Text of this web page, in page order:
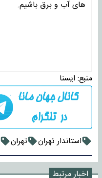
های آب و برق باشیم.
منبع: ایسنا
استاندار تهران تهران
اخبار مرتبط